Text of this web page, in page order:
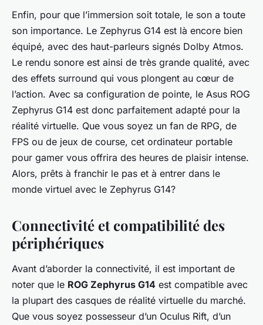
Enfin, pour que l’immersion soit totale, le son a toute
son importance. Le Zephyrus G14 est là encore bien
équipé, avec des haut-parleurs signés Dolby Atmos.
Le rendu sonore est ainsi de très grande qualité, avec
des effets surround qui vous plongent au cœur de
l’action. Avec sa configuration de pointe, le Asus ROG
Zephyrus G14 est donc parfaitement adapté pour la
réalité virtuelle. Que vous soyez un fan de RPG, de
FPS ou de jeux de course, cet ordinateur portable
pour gamer vous offrira des heures de plaisir intense.
Alors, prêts à franchir le pas et à entrer dans le
monde virtuel avec le Zephyrus G14?
Connectivité et compatibilité des
périphériques
Avant d’aborder la connectivité, il est important de
noter que le ROG Zephyrus G14 est compatible avec
la plupart des casques de réalité virtuelle du marché.
Que vous soyez possesseur d’un Oculus Rift, d’un